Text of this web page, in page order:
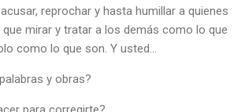
reprochar y hasta humillar a quienes
mirar y tratar a los demás como lo que
como lo que son. Y usted...
y obras?